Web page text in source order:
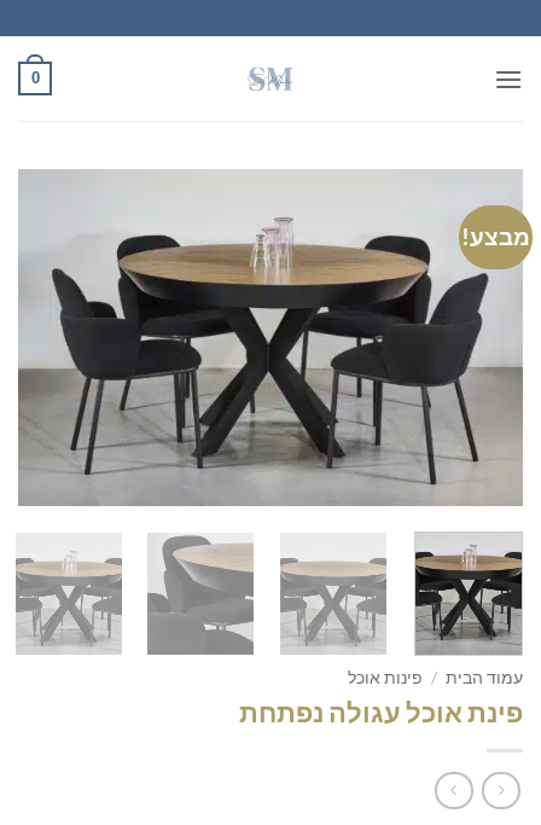
to
content
0
מבצע!
עמוד הבית / פינות אוכל
פינת אוכל עגולה נפתחת